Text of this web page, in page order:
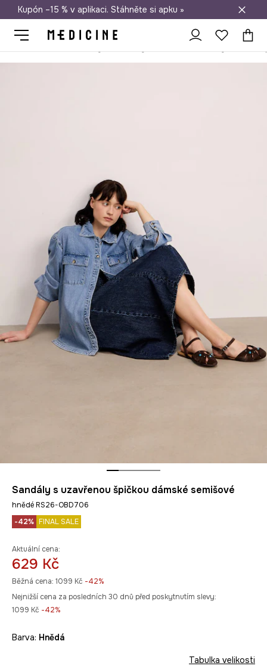
Doprava zdarma při nákupu nad 1 200 Kč
Kupón –15 % v aplikaci. Stáhněte si apku »
Sandály s uzavřenou špičkou dámské semišové
hnědé RS26-OBD706
-42% FINAL SALE
Aktuální cena:
629 Kč
Běžná cena: 1099 Kč -42%
Nejnižší cena za posledních 30 dnů před poskytnutím slevy:
1099 Kč -42%
Barva: hnědá
Tabulka velikosti